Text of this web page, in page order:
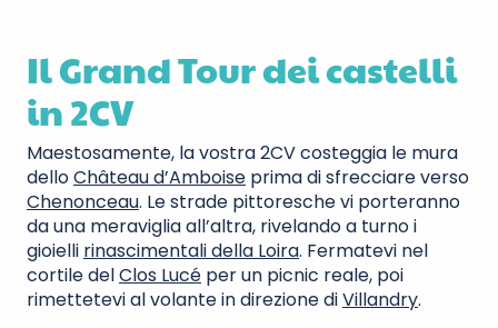
Il Grand Tour dei castelli
in 2CV
Maestosamente, la vostra 2CV costeggia le mura
delloChâteau d’Amboise prima di sfrecciare verso
Chenonceau. Le strade pittoresche vi porteranno
da una meraviglia all’altra, rivelando a turno i
gioielli rinascimentali della Loira. Fermatevi nel
cortile delClos Lucé per un picnic reale, poi
rimettetevi al volante in direzione diVillandry.